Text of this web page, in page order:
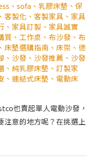
、 sofa 、 乳膠床墊 、 保
、 客製化 、 客製家具 、 家具
、 家具訂製 、 家具誠實
買 、 工作桌 、 布沙發 、 布
、 床墊選購指南 、 床架 、 德
、 沙發 、 沙發推薦 、 沙發
、 純乳膠床墊 、 訂製家
、 連結式床墊 、 電動床
也賣起單人電動沙發，
注意的地方呢？在挑選上